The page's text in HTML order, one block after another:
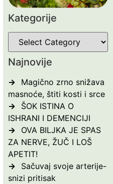
Kategorije
Najnovije
Magično zrno snižava
masnoće, štiti kosti i srce
ŠOK ISTINA O
ISHRANI I DEMENCIJI
OVA BILJKA JE SPAS
ZA NERVE, ŽUČ I LOŠ
APETIT!
Sačuvaj svoje arterije-
snizi pritisak